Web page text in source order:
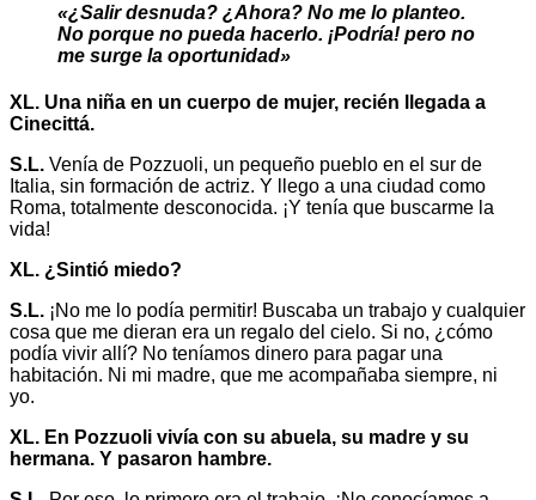
«¿Salir desnuda? ¿Ahora? No me lo planteo.
No porque no pueda hacerlo. ¡Podría! pero no
me surge la oportunidad»
XL. Una niña en un cuerpo de mujer, recién llegada a
Cinecittá.
S.L. Venía de Pozzuoli, un pequeño pueblo en el sur de
Italia, sin formación de actriz. Y llego a una ciudad como
Roma, totalmente desconocida. ¡Y tenía que buscarme la
vida!
XL. ¿Sintió miedo?
S.L. ¡No me lo podía permitir! Buscaba un trabajo y cualquier
cosa que me dieran era un regalo del cielo. Si no, ¿cómo
podía vivir allí? No teníamos dinero para pagar una
habitación. Ni mi madre, que me acompañaba siempre, ni
yo.
XL. En Pozzuoli vivía con su abuela, su madre y su
hermana. Y pasaron hambre.